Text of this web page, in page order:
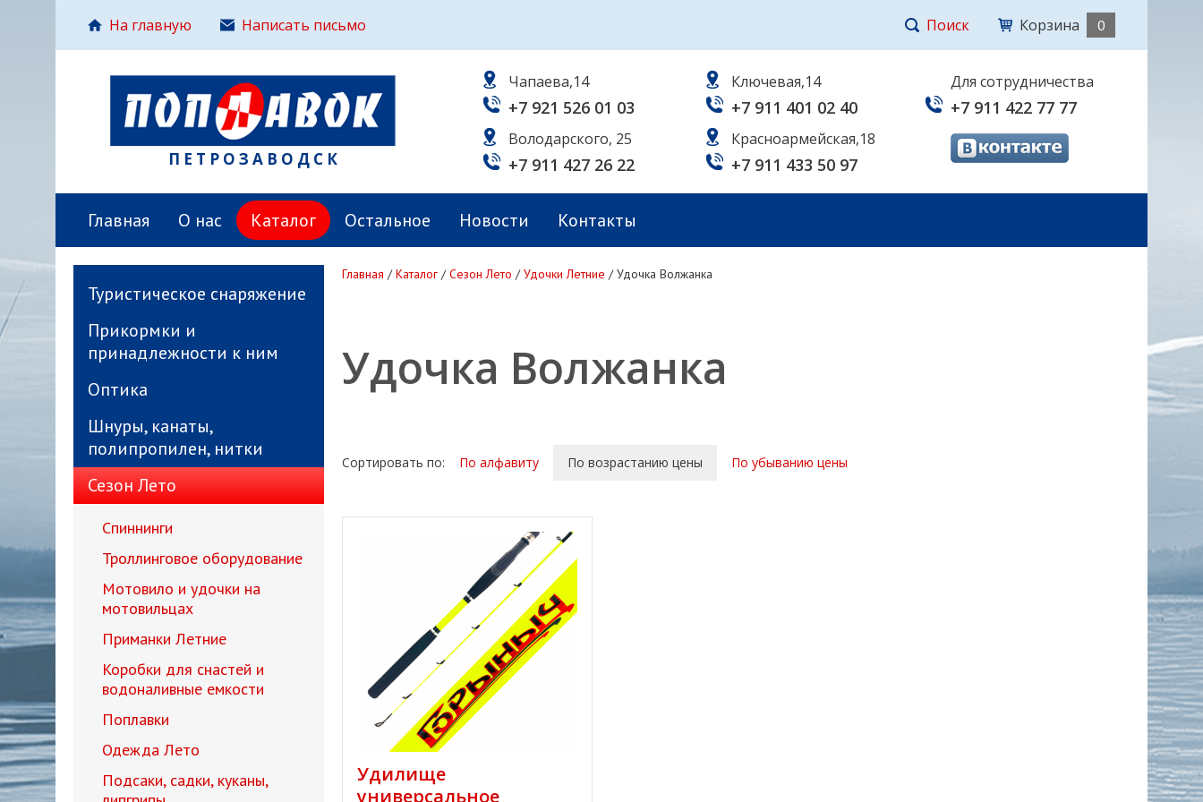
На главную Написать письмо Поиск Корзина 0
ПЕТРОЗАВОДСК
Чапаева,14
+7 921 526 01 03
Володарского, 25
+7 911 427 26 22
Ключевая,14
+7 911 401 02 40
Красноармейская,18
+7 911 433 50 97
Для сотрудничества
+7 911 422 77 77
Главная О нас Каталог Остальное Новости Контакты
Туристическое снаряжение
Прикормки и
принадлежности к ним
Оптика
Шнуры, канаты,
полипропилен, нитки
Сезон Лето
Спиннинги
Троллинговое оборудование
Мотовило и удочки на
мотовильцах
Приманки Летние
Коробки для снастей и
водоналивные емкости
Поплавки
Одежда Лето
Подсаки, садки, куканы,
Главная /Каталог /Сезон Лето /Удочки Летние /Удочка Волжанка
Удочка Волжанка
Сортировать по: По алфавиту По возрастанию цены По убыванию цены
Удилище
универсальное